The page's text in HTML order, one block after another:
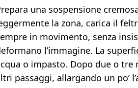
una sospensione
la zona, carica il
in movimento, senza
l’immagine. La
o impasto. Dopo due o tre
passaggi, allargando un po’